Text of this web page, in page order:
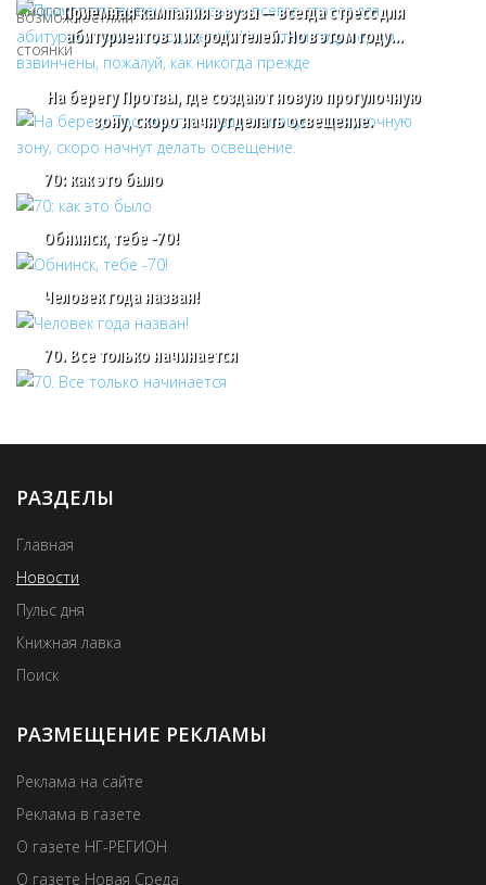
Приемная кампания в вузы — всегда стресс для
абитуриентов и их родителей. Но в этом году…
На берегу Протвы, где создают новую прогулочную
зону, скоро начнут делать освещение.
70: как это было
Обнинск, тебе -70!
Человек года назван!
70. Все только начинается
РАЗДЕЛЫ
Главная
Новости
Пульс дня
Книжная лавка
Поиск
РАЗМЕЩЕНИЕ РЕКЛАМЫ
Реклама на сайте
Реклама в газете
О газете НГ-РЕГИОН
О газете Новая Среда